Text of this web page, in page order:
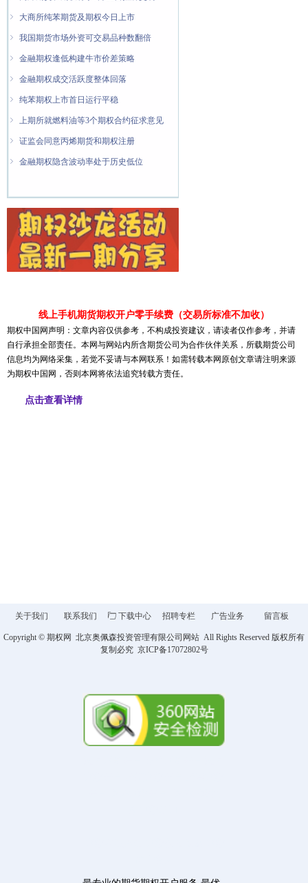
ꁇ 大商所纯苯期货及期权今日上市
ꁇ 我国期货市场外资可交易品种数翻倍
ꁇ 金融期权逢低构建牛市价差策略
ꁇ 金融期权成交活跃度整体回落
ꁇ 纯苯期权上市首日运行平稳
ꁇ 上期所就燃料油等3个期权合约征求意见
ꁇ 证监会同意丙烯期货和期权注册
ꁇ 金融期权隐含波动率处于历史低位
线上手机期货期权开户零手续费（交易所标准不加收）
期权中国网声明：文章内容仅供参考，不构成投资建议，请读者仅作参考，并请
自行承担全部责任。本网与网站内所含期货公司为合作伙伴关系，所载期货公司
信息均为网络采集，若觉不妥请与本网联系！如需转载本网原创文章请注明来源
为期权中国网，否则本网将依法追究转载方责任。
点击查看详情
关于我们 联系我们 ꄁ 下载中心 招聘专栏 广告业务 留言板
Copyright © 期权网 北京奥佩森投资管理有限公司网站 All Rights Reserved 版权所有
复制必究 京ICP备17072802号